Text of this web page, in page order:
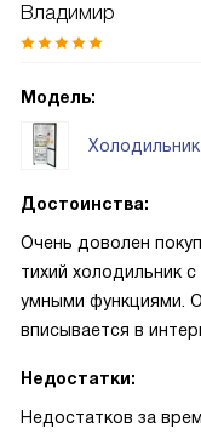
Владимир
Модель:
Достоинства:
Очень доволен
тихий холодильник
умными функциями.
вписывается в
Недостатки:
Недостатков за